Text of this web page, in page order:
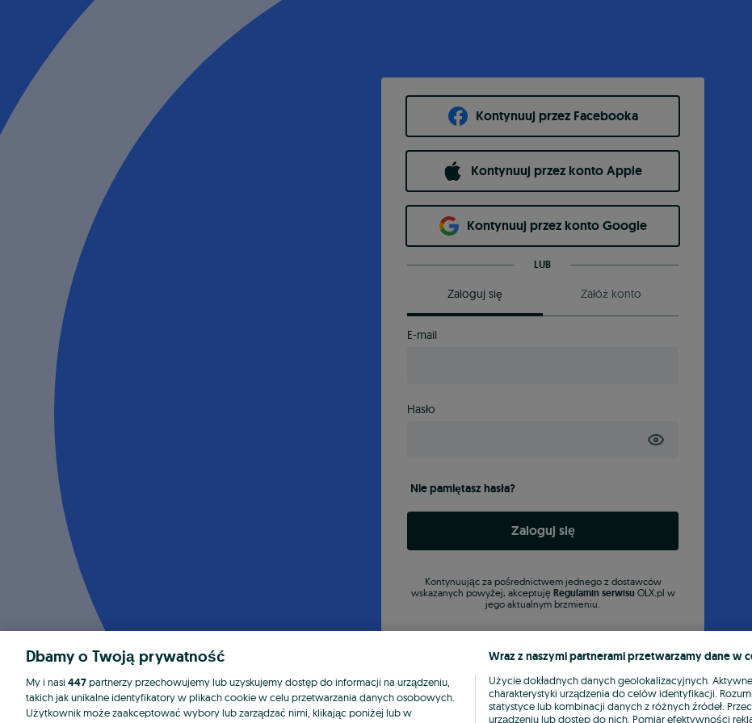
Kontynuuj przez Facebooka
Kontynuuj przez konto Apple
Kontynuuj przez konto Google
LUB
Zaloguj się Załóż konto
E-mail
Hasło
Nie pamiętasz hasła?
Zaloguj się
Kontynuując za pośrednictwem jednego z dostawców
wskazanych powyżej, akceptuję Regulamin serwisu OLX.pl w
jego aktualnym brzmieniu.
Dbamy o Twoją prywatność
My i nasi 447partnerzy przechowujemy lub uzyskujemy dostęp do informacji na urządzeniu,
takich jak unikalne identyfikatory w plikach cookie w celu przetwarzania danych osobowych.
Użytkownik może zaakceptować wybory lub zarządzać nimi, klikając poniżej lub w
Wraz z naszymi partnerami przetwarzamy dane w
Użycie dokładnych danych geolokalizacyjnych.
charakterystyki urządzenia do celów identyfikacji.
statystyce lub kombinacji danych z różnych źródeł.
urządzeniu lub dostęp do nich. Pomiar efektywności